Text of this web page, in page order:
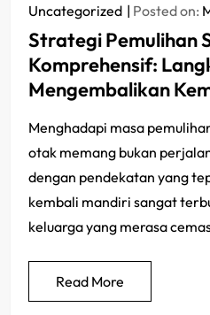
Uncategorized Posted on:
Strategi Pemulihan
Komprehensif:
Mengembalikan
Menghadapi masa
otak memang bukan
dengan pendekatan yang
kembali mandiri sangat
keluarga yang merasa
Read More